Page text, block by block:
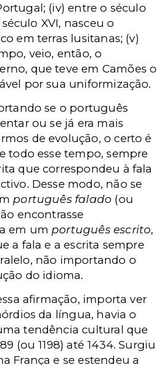
(iv) entre o século
XVI, nasceu o
em terras lusitanas; (v)
veio, então, o
que teve em Camões o
por sua uniformização.
se o português
ou se já era mais
de evolução, o certo é
todo esse tempo, sempre
que correspondeu à fala
Desse modo, não se
português falado (ou
encontrasse
em um português escrito,
a fala e a escrita sempre
não importando o
do idioma.
afirmação, importa ver
da língua, havia o
tendência cultural que
(ou 1198) até 1434. Surgiu
França e se estendeu a